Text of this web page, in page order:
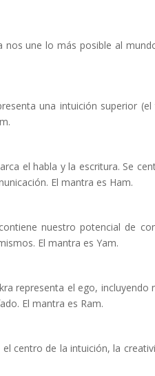
une lo más posible al
una intuición superior
el habla y la escritura. Se
El mantra es Ham.
nuestro potencial de
El mantra es Yam.
representa el ego,
El mantra es Ram.
centro de la intuición, la